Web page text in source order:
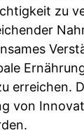
zu
erreichen.
von